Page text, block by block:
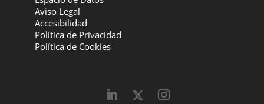
Aviso Legal
Accesibilidad
Política de Privacidad
Política de Cookies